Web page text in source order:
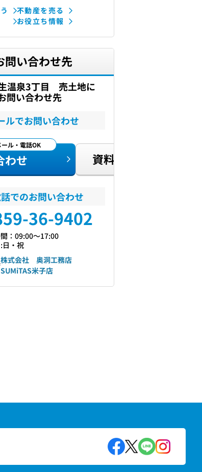
不動産を売る
お役立ち情報
問い合わせ先
温泉3丁目 売土地に
問い合わせ先
ルでお問い合わせ
ール・電話OK
わせ 資料請求
でのお問い合わせ
36-9402
：09:00〜17:00
日・祝
株式会社 奥洞工務店
SUMiTAS米子店